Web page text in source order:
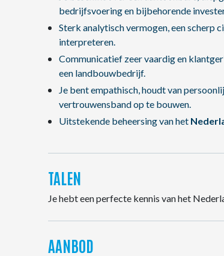
bedrijfsvoering en bijbehorende
Sterk analytisch vermogen, een scherp
interpreteren.
Communicatief zeer vaardig en
een landbouwbedrijf.
Je bent empathisch, houdt van
vertrouwensband op te bouwen.
Uitstekende beheersing van het
TALEN
Je hebt een perfecte kennis van het
AANBOD